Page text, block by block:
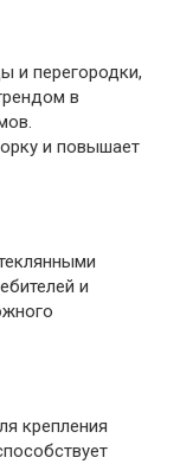
и перегородки,
в
и повышает
и
крепления